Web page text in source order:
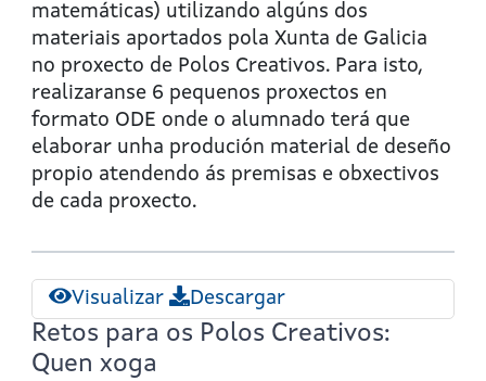
Creativos:
Construtores
matemáticas) utilizando algúns dos
materiais aportados pola Xunta de Galicia
no proxecto de Polos Creativos. Para isto,
realizaranse 6 pequenos proxectos en
formato ODE onde o alumnado terá que
elaborar unha produción material de deseño
propio atendendo ás premisas e obxectivos
de cada proxecto.
Visualizar Descargar
Retos para os Polos Creativos:
Quen xoga